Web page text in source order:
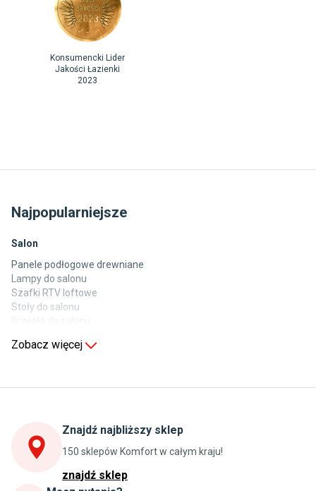
Konsumencki Lider
Jakości Łazienki
2023
Najpopularniejsze
Salon
Panele podłogowe drewniane
Lampy do salonu
Szafki RTV loftowe
Stoły do salonu
Stoły do kuchni
Szafki kuchenne wiszące (górne)
Szafki pod zlewozmywak
Blaty kuchenne laminowane
Zobacz więcej
Znajdź najbliższy sklep
150 sklepów Komfort w całym kraju!
znajdź sklep